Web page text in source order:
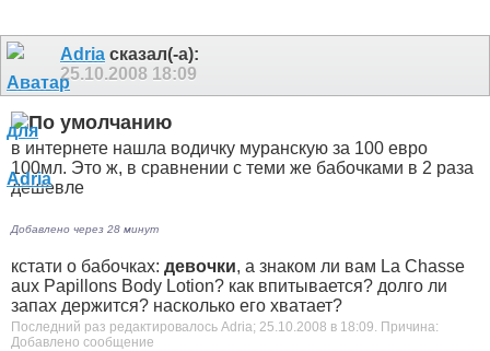
Adria сказал(-а):
25.10.2008 18:09
в интернете нашла водичку муранскую за 100 евро
100мл. Это ж, в сравнении с теми же бабочками в 2 раза
дешевле
Добавлено через 28 минут
кстати о бабочках: девочки, а знаком ли вам La Chasse
aux Papillons Body Lotion? как впитывается? долго ли
запах держится? насколько его хватает?
Последний раз редактировалось Adria; 25.10.2008 в 18:09. Причина:
Добавлено сообщение